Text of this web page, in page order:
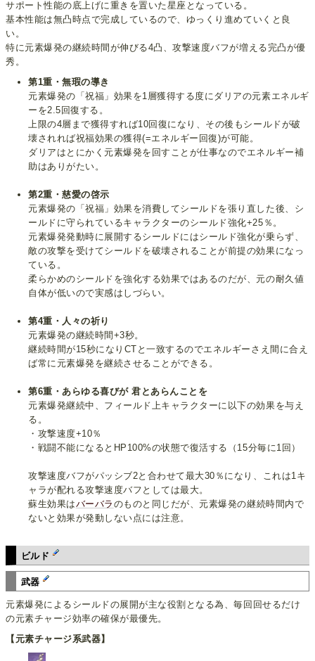
サポート性能の底上げに重きを置いた星座となっている。
基本性能は無凸時点で完成しているので、ゆっくり進めていくと良
い。
特に元素爆発の継続時間が伸びる4凸、攻撃速度バフが増える完凸が優
秀。
第1重・無瑕の導き
元素爆発の「祝福」効果を1層獲得する度にダリアの元素エネルギ
ーを2.5回復する。
上限の4層まで獲得すれば10回復になり、その後もシールドが破
壊されれば祝福効果の獲得(=エネルギー回復)が可能。
ダリアはとにかく元素爆発を回すことが仕事なのでエネルギー補
助はありがたい。
第2重・慈愛の啓示
元素爆発の「祝福」効果を消費してシールドを張り直した後、シ
ールドに守られているキャラクターのシールド強化+25％。
元素爆発発動時に展開するシールドにはシールド強化が乗らず、
敵の攻撃を受けてシールドを破壊されることが前提の効果になっ
ている。
柔らかめのシールドを強化する効果ではあるのだが、元の耐久値
自体が低いので実感はしづらい。
第4重・人々の祈り
元素爆発の継続時間+3秒。
継続時間が15秒になりCTと一致するのでエネルギーさえ間に合え
ば常に元素爆発を継続させることができる。
第6重・あらゆる喜びが 君とあらんことを
元素爆発継続中、フィールド上キャラクターに以下の効果を与え
る。
・攻撃速度+10％
・戦闘不能になるとHP100%の状態で復活する（15分毎に1回）
攻撃速度バフがパッシブ2と合わせて最大30％になり、これは1キ
ャラが配れる攻撃速度バフとしては最大。
蘇生効果はバーバラ のものと同じだが、元素爆発の継続時間内で
ないと効果が発動しない点には注意。
ビルド
武器
元素爆発によるシールドの展開が主な役割となる為、毎回回せるだけ
の元素チャージ効率の確保が最優先。
【元素チャージ系武器】